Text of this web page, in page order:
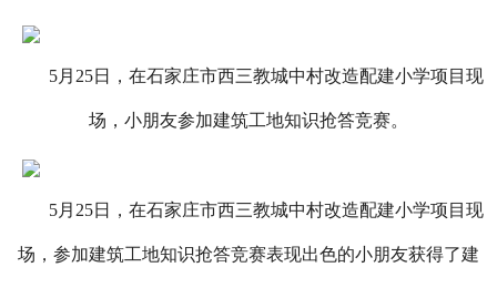
5月25日，在石家庄市西三教城中村改造配建小学项目现
场，小朋友参加建筑工地知识抢答竞赛。
5月25日，在石家庄市西三教城中村改造配建小学项目现
场，参加建筑工地知识抢答竞赛表现出色的小朋友获得了建